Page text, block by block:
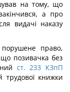
на тому, що
а про
видачі наказу
право,
що позивачка без
ст. 233 КЗпП
трудової книжки